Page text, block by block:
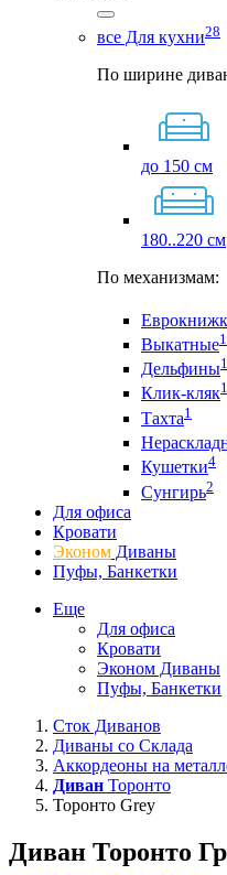
все Для кухни28
По ширине
до 150 см
180..220 см
По механизмам:
Выкатные1
Дельфины
Клик-кляк1
Тахта1
Кушетки4
Сунгирь2
Для офиса
Кровати
Эконом Диваны
Пуфы, Банкетки
Еще
Для офиса
Кровати
Эконом Диваны
Пуфы, Банкетки
Сток Диванов
Диваны со Склада
Аккордеоны на
Диван Торонто
Торонто Grey
Диван Торонто